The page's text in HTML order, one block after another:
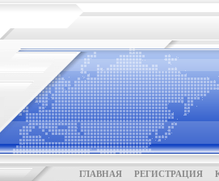
ГЛАВНАЯ РЕГИСТРАЦИЯ